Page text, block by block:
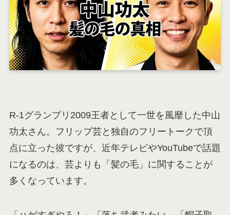
R-1グランプリ2009王者として一世を風靡した中山
功太さん。フリップ芸と独自のフリートークで頂
点に立った彼ですが、近年テレビやYouTubeで話題
になるのは、芸よりも「髪の毛」に関することが
多くなっています。